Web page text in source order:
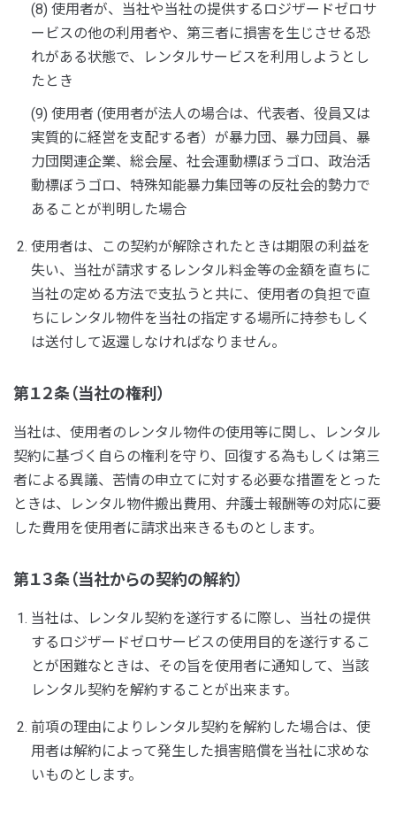
(8) 使用者が、当社や当社の提供するロジザードゼロサ
ービスの他の利用者や、第三者に損害を生じさせる恐
れがある状態で、レンタルサービスを利用しようとし
たとき
(9) 使用者 (使用者が法人の場合は、代表者、役員又は
実質的に経営を支配する者）が暴力団、暴力団員、暴
力団関連企業、総会屋、社会運動標ぼうゴロ、政治活
動標ぼうゴロ、特殊知能暴力集団等の反社会的勢力で
あることが判明した場合
使用者は、この契約が解除されたときは期限の利益を
失い、当社が請求するレンタル料金等の金額を直ちに
当社の定める方法で支払うと共に、使用者の負担で直
ちにレンタル物件を当社の指定する場所に持参もしく
は送付して返還しなければなりません。
第１２条（当社の権利）
当社は、使用者のレンタル物件の使用等に関し、レンタル
契約に基づく自らの権利を守り、回復する為もしくは第三
者による異議、苦情の申立てに対する必要な措置をとった
ときは、レンタル物件搬出費用、弁護士報酬等の対応に要
した費用を使用者に請求出来きるものとします。
第１３条（当社からの契約の解約）
当社は、レンタル契約を遂行するに際し、当社の提供
するロジザードゼロサービスの使用目的を遂行するこ
とが困難なときは、その旨を使用者に通知して、当該
レンタル契約を解約することが出来ます。
前項の理由によりレンタル契約を解約した場合は、使
用者は解約によって発生した損害賠償を当社に求めな
いものとします。